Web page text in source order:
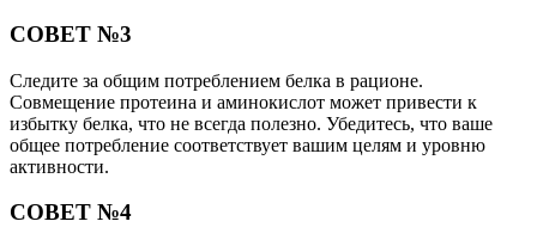
СОВЕТ №3
Следите за общим потреблением белка в рационе.
Совмещение протеина и аминокислот может привести к
избытку белка, что не всегда полезно. Убедитесь, что ваше
общее потребление соответствует вашим целям и уровню
активности.
СОВЕТ №4